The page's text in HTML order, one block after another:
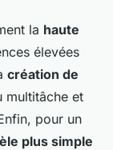
la haute
élevées
création de
multitâche et
pour un
plus simple